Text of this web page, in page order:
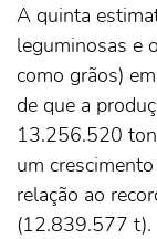
A quinta
leguminosas e
como grãos)
de que a
13.256.520
um
relação ao
(12.839.577 t).